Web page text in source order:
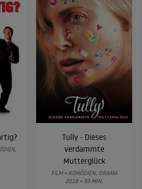
Tully - Dieses
verdammte
Mutterglück
FILM • KOMÖDIEN, DRAMA
2018 • 95 MIN.